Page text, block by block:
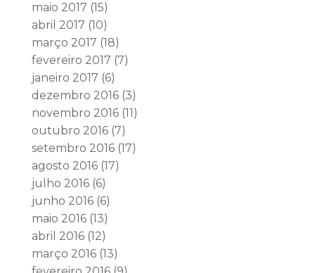
maio 2017 (15)
abril 2017 (10)
março 2017 (18)
fevereiro 2017 (7)
janeiro 2017 (6)
dezembro 2016(3)
novembro 2016(11)
outubro 2016(7)
setembro 2016(17)
agosto 2016(17)
julho 2016(6)
junho 2016(6)
maio 2016(13)
abril 2016(12)
março 2016(13)